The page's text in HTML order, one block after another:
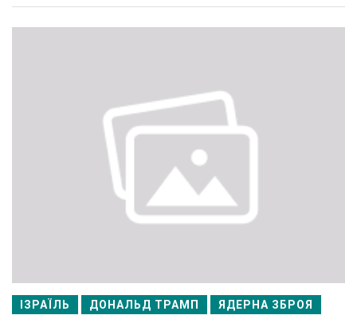
ІЗРАЇЛЬ ДОНАЛЬД ТРАМП ЯДЕРНА ЗБРОЯ